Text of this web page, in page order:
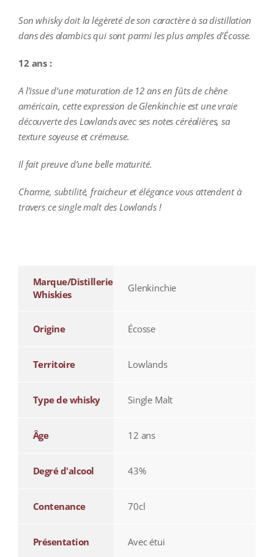
Son whisky doit la légèreté de son caractère à sa distillation
dans des alambics qui sont parmi les plus amples d’Écosse.
12 ans :
A l’issue d’une maturation de 12 ans en fûts de chêne
américain, cette expression de Glenkinchie est une vraie
découverte des Lowlands avec ses notes céréalières, sa
texture soyeuse et crémeuse.
Il fait preuve d’une belle maturité.
Charme, subtilité, fraicheur et élégance vous attendent à
travers ce single malt des Lowlands !
Marque/Distillerie
Whiskies
Glenkinchie
Origine Écosse
Territoire Lowlands
Type de whisky Single Malt
Âge 12 ans
Degré d'alcool 43%
Contenance 70cl
Présentation Avec étui